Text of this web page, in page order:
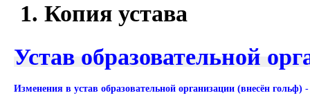
1. Копия устава
Устав образовательной
Изменения в устав образовательной организации (внесён гольф)